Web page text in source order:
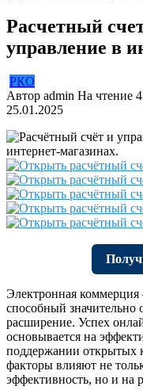
Расчетный
управление в
РКО
Автор admin На чтение
25.01.2025
Электронная
способный значительно
расширение. Успех
основывается на
поддержании открытых
факторы влияют не
эффективность, но и на